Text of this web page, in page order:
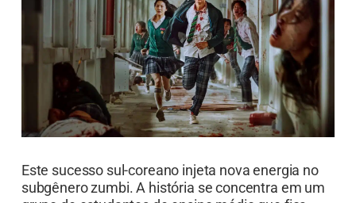
10 séries de apocalipse imperdíveis para
maratonar